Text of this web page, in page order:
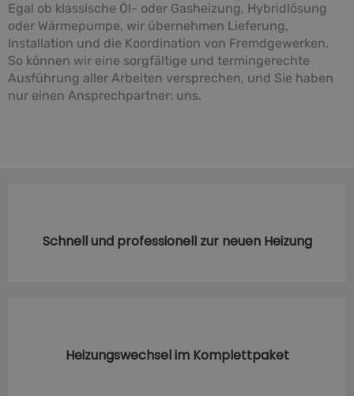
Egal ob klassische Öl- oder Gasheizung, Hybridlösung
oder Wärmepumpe, wir übernehmen Lieferung,
Installation und die Koordination von Fremdgewerken.
So können wir eine sorgfältige und termingerechte
Ausführung aller Arbeiten versprechen, und Sie haben
nur einen Ansprechpartner: uns.
Schnell und professionell zur neuen Heizung
Heizungswechsel im Komplettpaket